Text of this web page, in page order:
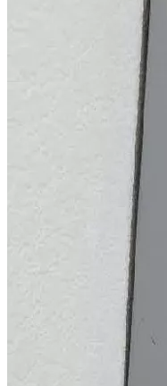
Согласно ст. 756 ГК РФ,
30.12.2004 № 214-ФЗ
долевом строительстве
объектов недвижимости
Можно ли делать ремонт
иском о взыскании
В связи с тем, что в
может ходатайствовать
технической
экспертизу по своей
Может ли суд снизить
недостатков по своему
Нет, суд при вынесении
заключением
проведения судебной
обладает специальными
Мы получили по акту
только сейчас стали
строительных работ.
В данном случае,
какого договора, а,
объект недвижимости. В
приобретена по договору